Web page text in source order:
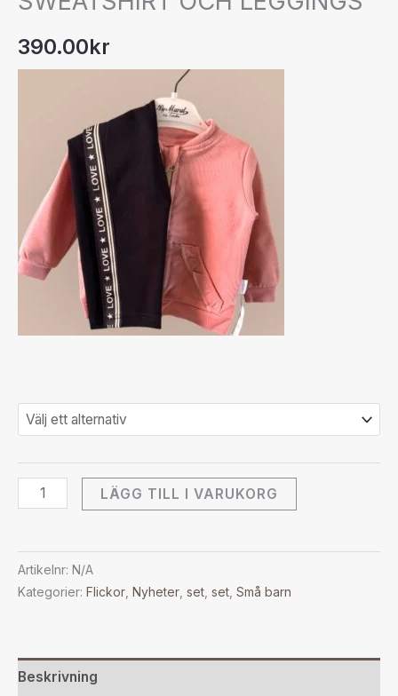
390.00kr
LÄGG TILL I VARUKORG
Artikelnr: N/A
Kategorier: Flickor Nyheter set set Små barn
Beskrivning